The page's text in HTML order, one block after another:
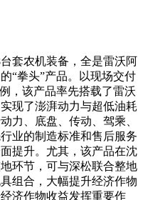
套农机装备，全是雷沃阿
“拳头”产品。以现场交付
，该产品率先搭载了雷沃
现了澎湃动力与超低油耗
力、底盘、传动、驾乘、
业的制造标准和售后服务
提升。尤其，该产品在沈
环节，可与深松联合整地
组合，大幅提升经济作物
济作物收益发挥重要作